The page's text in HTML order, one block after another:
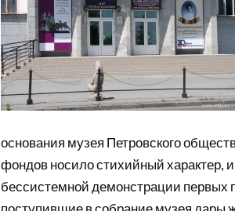
основания музея Петровского
фондов носило стихийный характер,
бессистемной демонстрации первых